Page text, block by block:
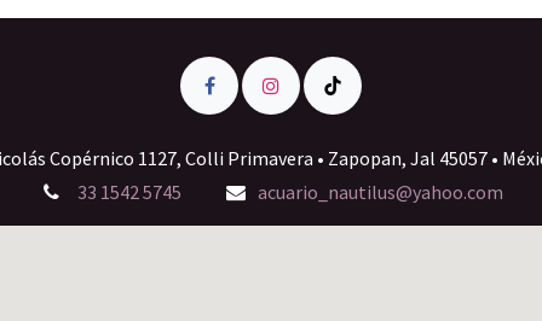
Copérnico 1127, Colli Primavera • Zapopan, Jal 45057 •
33 1542 5745
acuario_nautilus@yahoo.com